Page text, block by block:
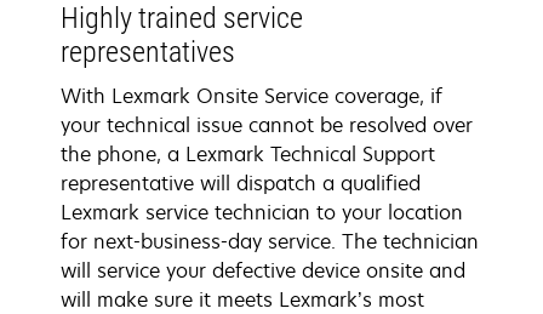
Highly trained service
representatives
With Lexmark Onsite Service coverage, if
your technical issue cannot be resolved over
the phone, a Lexmark Technical Support
representative will dispatch a qualified
Lexmark service technician to your location
for next-business-day service. The technician
will service your defective device onsite and
will make sure it meets Lexmark’s most